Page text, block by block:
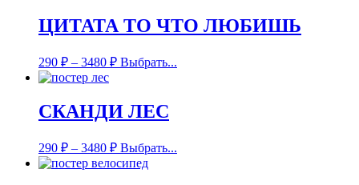
ЦИТАТА ТО ЧТО ЛЮБИШЬ
290 ₽ – 3480 ₽ Выбрать...
СКАНДИ ЛЕС
290 ₽ – 3480 ₽ Выбрать...